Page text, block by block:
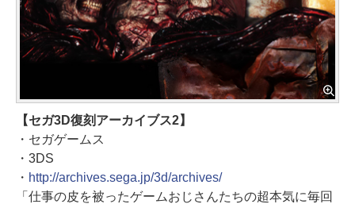
【セガ3D復刻アーカイブス2】
・セガゲームス
・3DS
・ http://archives.sega.jp/3d/archives/
「仕事の皮を被ったゲームおじさんたちの超本気に毎回